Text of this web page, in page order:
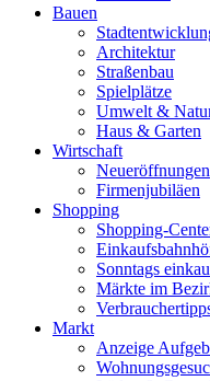
Bauen
Architektur
Straßenbau
Spielplätze
Umwelt &
Haus & Garten
Wirtschaft
Neueröffnungen
Firmenjubiläen
Shopping
Shopping-
Sonntags
Märkte im
Markt
Anzeige